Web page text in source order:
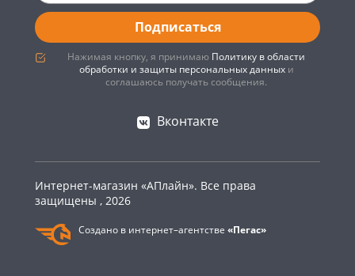
Подписаться
Нажимая кнопку, я принимаю Политику в области
обработки и защиты персональных данныхи
соглашаюсь получать сообщения.
Вконтакте
Интернет-магазин «АПлайн». Все права
защищены , 2026
Создано в интернет–агентстве «Пегас»